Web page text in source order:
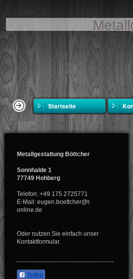
Startseite
Metallgestaltung Böttcher
Sonnhalde 1
77749 Hohberg
Telefon: +49 175 2725771
E-Mail: eugen.boettcher@t-
online.de
Oder nutzen Sie einfach unser
Kontaktformular.
Teilen